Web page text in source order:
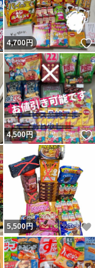
いいね！
4,700円
いいね！
4,500円
いいね！
5,500円